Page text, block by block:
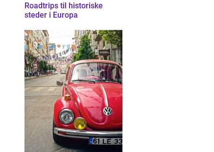
Roadtrips til historiske
steder i Europa